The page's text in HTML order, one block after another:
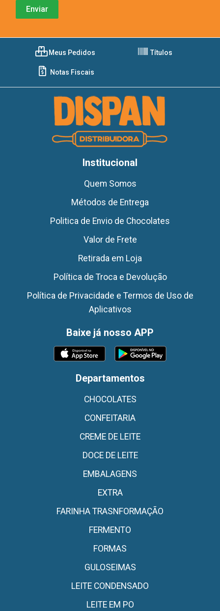
Meus Pedidos Títulos
Notas Fiscais
Institucional
Quem Somos
Métodos de Entrega
Politica de Envio de Chocolates
Valor de Frete
Retirada em Loja
Política de Troca e Devolução
Política de Privacidade e Termos de Uso de
Aplicativos
Baixe já nosso APP
Departamentos
CHOCOLATES
CONFEITARIA
CREME DE LEITE
DOCE DE LEITE
EMBALAGENS
EXTRA
FARINHA TRASNFORMAÇÃO
FERMENTO
FORMAS
GULOSEIMAS
LEITE CONDENSADO
LEITE EM PO